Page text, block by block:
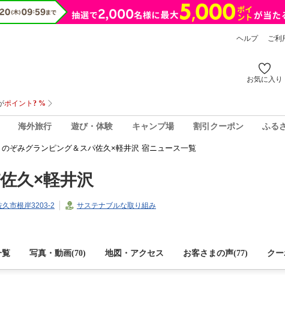
ヘルプ ご利
お気に入り
海外旅行 遊び・体験 キャンプ場 割引クーポン ふる
のぞみグランピング＆スパ佐久×軽井沢 宿ニュース一覧
久×軽井沢
市根岸3203-2 サステナブルな取り組み
覧 写真・動画(70) 地図・アクセス お客さまの声(77) ク